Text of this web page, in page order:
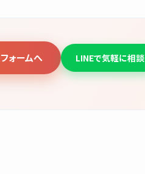
ォームへ LINEで気軽に相談